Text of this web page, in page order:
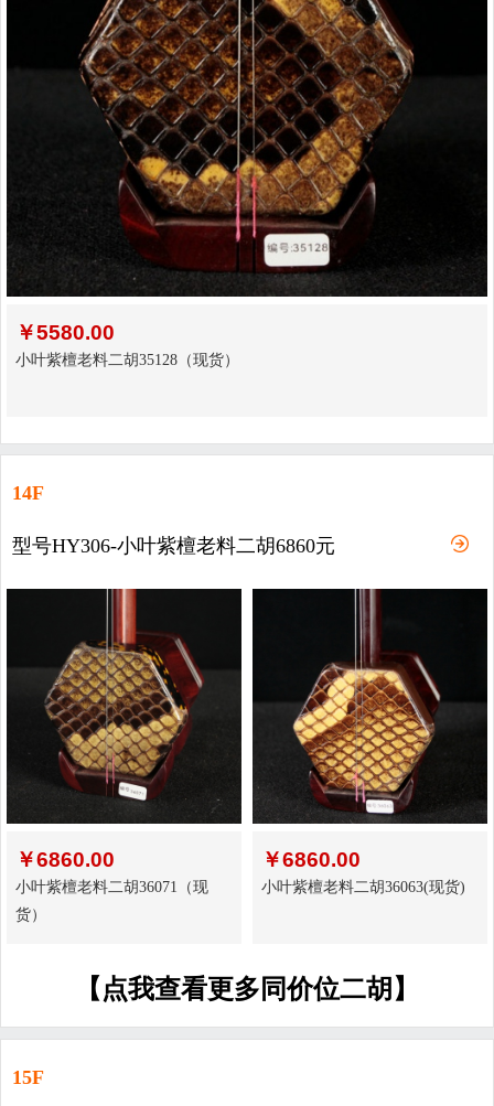
￥5580.00
小叶紫檀老料二胡35128（现货）
14F
型号HY306-小叶紫檀老料二胡6860元
￥6860.00
小叶紫檀老料二胡36071（现
货）
￥6860.00
小叶紫檀老料二胡36063(现货)
【点我查看更多同价位二胡】
15F